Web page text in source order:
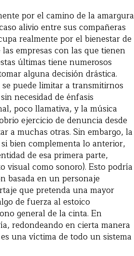
por el camino de la amargura
alivio entre sus compañeras
realmente por el bienestar de
empresas con las que tienen
últimas tiene numerosos
alguna decisión drástica.
puede limitar a transmitirnos
necesidad de énfasis
poco llamativa, y la música
ejercicio de denuncia desde
a muchas otras. Sin embargo, la
bien complementa lo anterior,
de esa primera parte,
visual como sonoro). Esto podría
basada en un personaje
que pretenda una mayor
de fuerza al estoico
general de la cinta. En
redondeando en cierta manera
una víctima de todo un sistema